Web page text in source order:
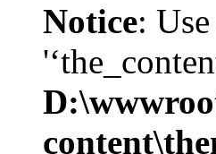
Notice: